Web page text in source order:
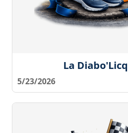
La Diabo'Licq
5/23/2026